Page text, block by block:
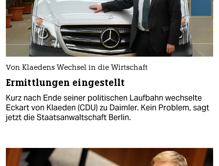
Von Klaedens Wechsel in die Wirtschaft
Ermittlungen eingestellt
Kurz nach Ende seiner politischen Laufbahn wechselte
Eckart von Klaeden (CDU) zu Daimler. Kein Problem, sagt
jetzt die Staatsanwaltschaft Berlin.